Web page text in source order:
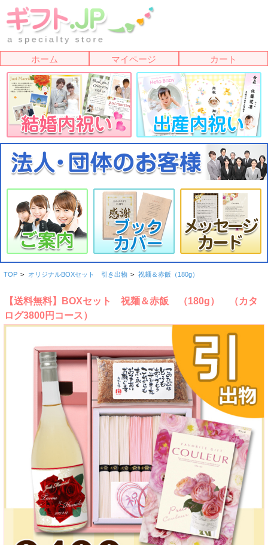
ホーム マイページ カート
TOP > オリジナルBOXセット 引き出物 > 祝麺＆赤飯（180g）
【送料無料】BOXセット 祝麺＆赤飯 （180g） （カタ
ログ3800円コース）